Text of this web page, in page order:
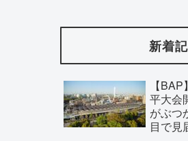
新着
【
平大会
がぶつ
目で見